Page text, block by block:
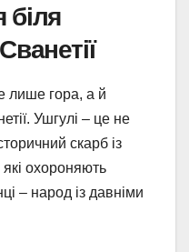
лише гора, а й
Ушгулі – це не
скарб із
охороняють
– народ із давніми